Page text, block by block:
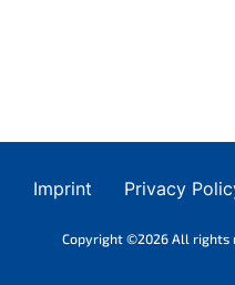
Imprint Privacy
Copyright ©2026 All rights